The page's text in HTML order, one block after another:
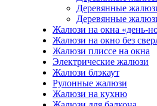
Деревянные
Деревянные
Жалюзи на окна «день-
Жалюзи на окно без
Жалюзи плиссе на окна
Электрические жалюзи
Жалюзи блэкаут
Рулонные жалюзи
Жалюзи на кухню